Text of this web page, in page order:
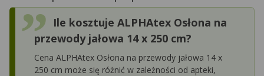
Ile kosztuje ALPHAtex Osłona na
przewody jałowa 14 x 250 cm?
Cena ALPHAtex Osłona na przewody jałowa 14 x
250 cm może się różnić w zależności od apteki,